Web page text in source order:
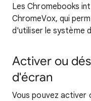
Les Chromebooks
ChromeVox, qui
d'utiliser le système
Activer ou
d'écran
Vous pouvez activer